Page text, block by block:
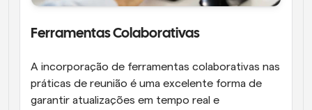
Ferramentas Colaborativas
A incorporação de ferramentas colaborativas nas
práticas de reunião é uma excelente forma de
garantir atualizações em tempo real e